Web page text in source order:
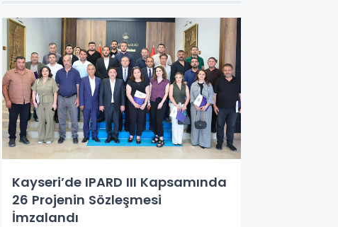
Kayseri’de IPARD III Kapsamında
26 Projenin Sözleşmesi
İmzalandı